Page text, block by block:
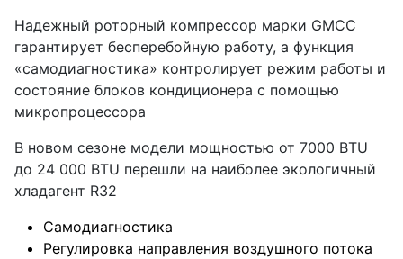
Надежный роторный компрессор марки GMCC
гарантирует бесперебойную работу, а функция
«самодиагностика» контролирует режим работы и
состояние блоков кондиционера с помощью
микропроцессора
В новом сезоне модели мощностью от 7000 BTU
до 24 000 BTU перешли на наиболее экологичный
хладагент R32
Самодиагностика
Регулировка направления воздушного потока